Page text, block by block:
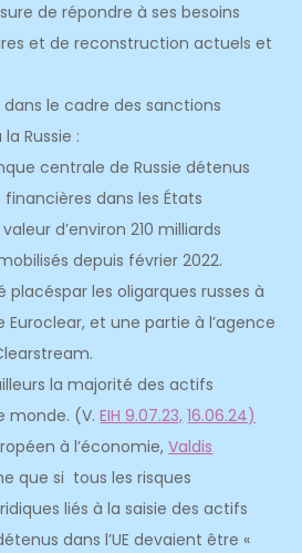
de répondre à ses besoins
et de reconstruction actuels et
le cadre des sanctions
Russie :
centrale de Russie détenus
dans les États
d’environ 210 milliards
depuis février 2022.
placéspar les oligarques russes à
Euroclear, et une partie à l’agence
la majorité des actifs
monde. (V.EIH 9.07.23, 16.06.24)
à l’économie,Valdis
que si tous les risques
liés à la saisie des actifs
dans l’UE devaient être «